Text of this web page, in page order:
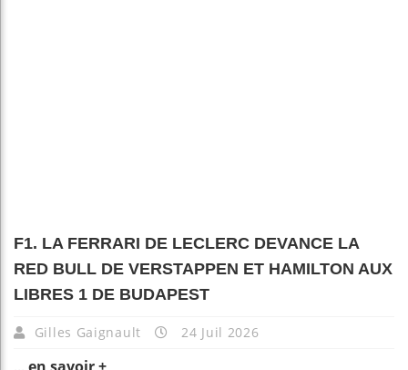
F1. LA FERRARI DE LECLERC DEVANCE LA
RED BULL DE VERSTAPPEN ET HAMILTON AUX
LIBRES 1 DE BUDAPEST
Gilles Gaignault 24 Juil 2026